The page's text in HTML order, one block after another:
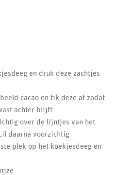
en druk deze zachtjes
cacao en tik deze af zodat
achter blijft
over de lijntjes van het
daarna voorzichtig
plek op het koekjesdeeg en